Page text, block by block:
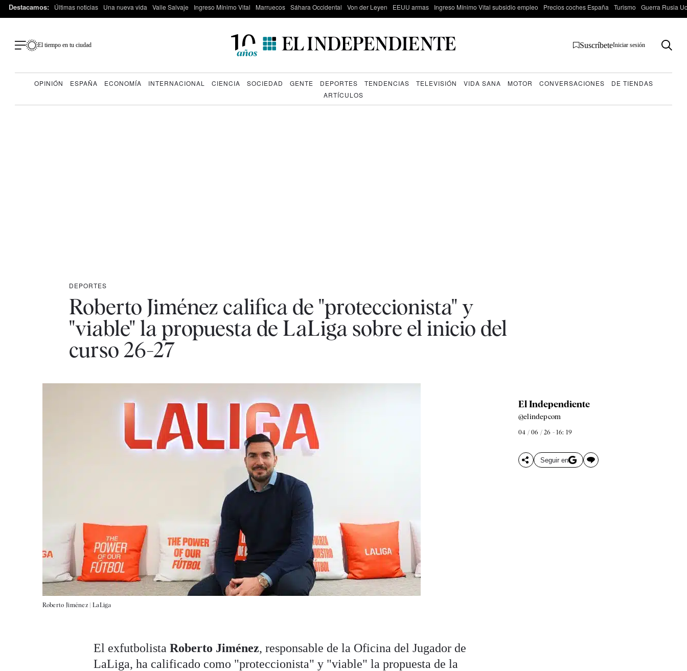
Destacamos: Últimas noticias Una nueva vida Valle Salvaje Ingreso Mínimo Vital Marruecos Sáhara Occidental Von der Leyen EEUU armas Ingreso Mínimo Vital subsidio empleo Precios coches España Turismo Guerra Rusia
El tiempo en tu ciudad SuscríbeteIniciar sesión
OPINIÓN ESPAÑA ECONOMÍA INTERNACIONAL CIENCIA SOCIEDAD GENTE DEPORTES TENDENCIAS TELEVISIÓN VIDA SANA MOTOR CONVERSACIONES
DE TIENDAS
ARTÍCULOS
DEPORTES
Roberto Jiménez califica de "proteccionista" y
"viable" la propuesta de LaLiga sobre el inicio del
curso 26-27
Roberto Jiménez | LaLiga
El Independiente
@elindepcom
04 / 06 / 26 - 16: 19
Seguir en
El exfutbolistaRoberto Jiménez, responsable de la Oficina del Jugador de
LaLiga, ha calificado como "proteccionista" y "viable" la propuesta de la